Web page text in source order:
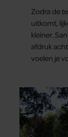
Zodra de
uitkomt,
kleiner.
afdruk
voelen je